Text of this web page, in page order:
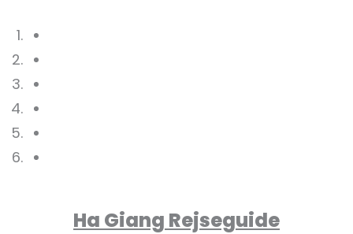
Ha Giang Rejseguide